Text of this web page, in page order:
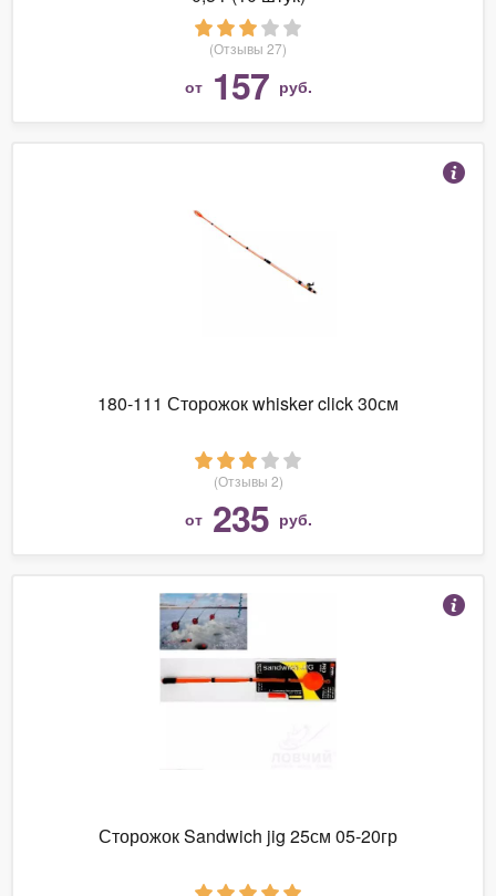
(Отзывы 27)
от 157 руб.
180-111 Сторожок whisker click 30см
(Отзывы 2)
от 235 руб.
Сторожок Sandwich jig 25см 05-20гр